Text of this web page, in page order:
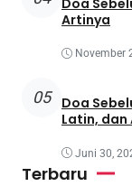
Artinya
November
05
Doa
Latin, dan
Juni 30,
Terbaru